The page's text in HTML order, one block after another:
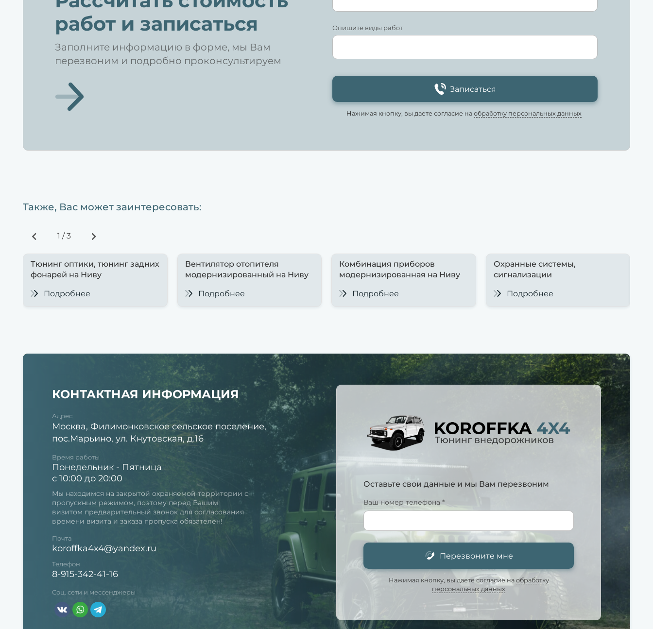
работ и записаться
Заполните информацию в форме, мы Вам
перезвоним и подробно проконсультируем
Опишите виды работ
Записаться
Нажимая кнопку, вы даете согласие на обработку персональных данных
Также, Вас может заинтересовать:
1 /3
Тюнинг оптики, тюнинг задних
фонарей на Ниву
Подробнее
Вентилятор отопителя
модернизированный на Ниву
Подробнее
Комбинация приборов
модернизированная на Ниву
Подробнее
Охранные системы,
сигнализации
Подробнее
КОНТАКТНАЯ ИНФОРМАЦИЯ
Адрес
Москва, Филимонковское сельское поселение,
пос.Марьино, ул. Кнутовская, д.16
Время работы
Понедельник - Пятница
с 10:00 до 20:00
Мы находимся на закрытой охраняемой территории с
пропускным режимом, поэтому перед Вашим
визитом предварительный звонок для согласования
времени визита и заказа пропуска обязателен!
Почта
koroffka4x4@yandex.ru
Телефон
8-915-342-41-16
Соц. сети и мессенджеры
Оставьте свои данные и мы Вам перезвоним
Ваш номер телефона *
Перезвоните мне
Нажимая кнопку, вы даете согласие на обработку
персональных данных